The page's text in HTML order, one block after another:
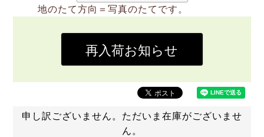
地のたて方向＝写真のたてです。
再入荷お知らせ
申し訳ございません。ただいま在庫がございませ
ん。